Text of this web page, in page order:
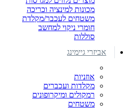
מכונות למינציה וכריכה
משטחים לעכבר/מקלדת
חומרי ניקוי למחשב
סוללות
אביזרי גיימינג
אוזניות
מקלדות ועכברים
רמקולים ומיקרופונים
משטחים